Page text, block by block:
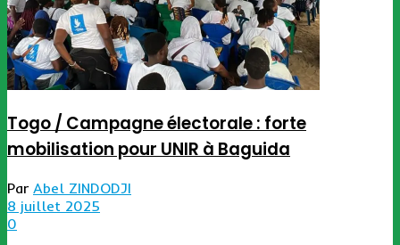
Togo / Campagne électorale : forte
mobilisation pour UNIR à Baguida
Par Abel ZINDODJI
8 juillet 2025
0